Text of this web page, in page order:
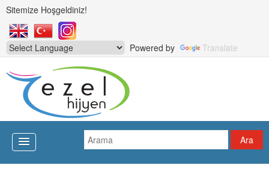
Sitemize Hoşgeldiniz!
Powered by Translate